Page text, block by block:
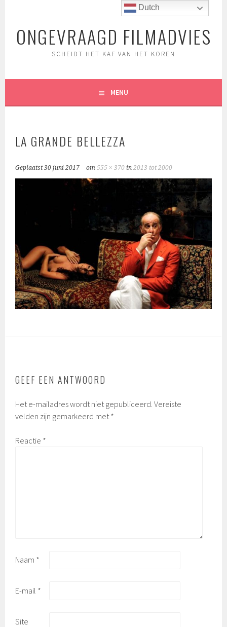
inhoudONGEVRAAGD FILMADVIES
SCHEIDT HET KAF VAN HET KOREN
MENU
LA GRANDE BELLEZZA
Geplaatst30 juni 2017 om555 × 370 in2013 tot 2000
GEEF EEN ANTWOORD
Het e-mailadres wordt niet gepubliceerd. Vereiste
velden zijn gemarkeerd met*
Reactie *
Naam *
E-mail *
Site
Dutch